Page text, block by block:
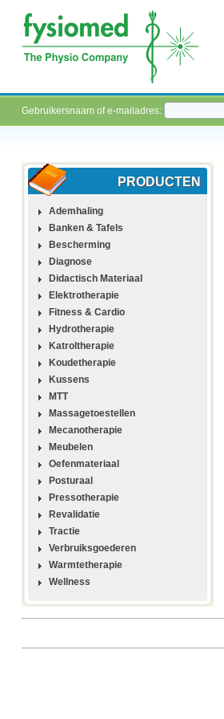
Gebruikersnaam of e-mailadres:
PRODUCTEN
Ademhaling
Banken & Tafels
Bescherming
Diagnose
Didactisch Materiaal
Elektrotherapie
Fitness & Cardio
Hydrotherapie
Katroltherapie
Koudetherapie
Kussens
MTT
Massagetoestellen
Mecanotherapie
Meubelen
Oefenmateriaal
Posturaal
Pressotherapie
Revalidatie
Tractie
Verbruiksgoederen
Warmtetherapie
Wellness